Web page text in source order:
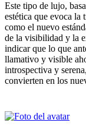
Este tipo de lujo,
estética que evoca la
como el nuevo
de la visibilidad y la
indicar que lo que
llamativo y visible
introspectiva y
convierten en los